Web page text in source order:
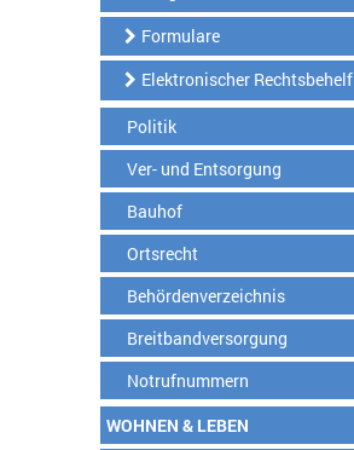
Formulare
Elektronischer Rechtsbehelf
Politik
Ver- und Entsorgung
Bauhof
Ortsrecht
Behördenverzeichnis
Breitbandversorgung
Notrufnummern
WOHNEN & LEBEN